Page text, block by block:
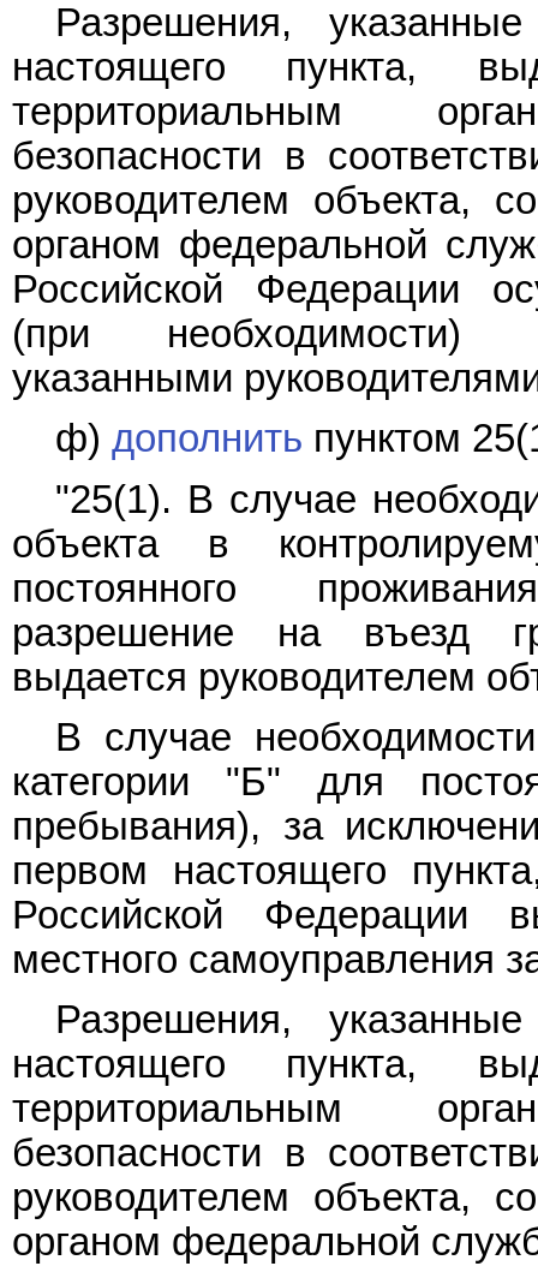
Разрешения,
настоящего пункта,
территориальным
безопасности в
руководителем объекта,
органом федеральной
Российской Федерации
(при необходимости)
указанными
ф) дополнить пунктом
"25(1). В случае
объекта в
постоянного
разрешение на въезд
выдается руководителем
В случае
категории "Б" для
пребывания), за
первом настоящего
Российской Федерации
местного самоуправления
Разрешения,
настоящего пункта,
территориальным
безопасности в
руководителем объекта,
органом федеральной